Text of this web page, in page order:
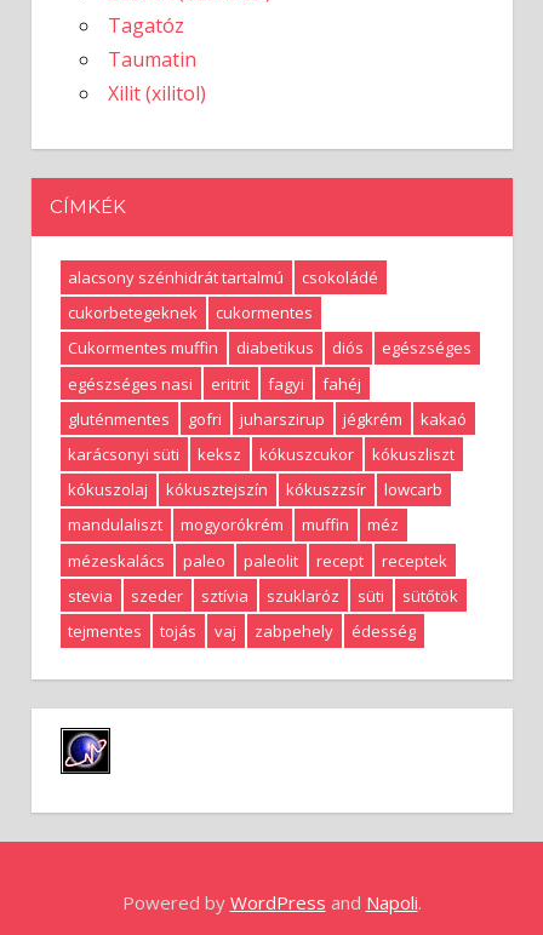
Tagatóz
Taumatin
Xilit (xilitol)
CÍMKÉK
alacsony szénhidrát tartalmú
csokoládé
cukorbetegeknek
cukormentes
Cukormentes muffin
diabetikus diós
egészséges
egészséges nasi
eritrit fagyi
fahéj
gluténmentes
gofri juharszirup jégkrém
kakaó
karácsonyi süti
keksz kókuszcukor
kókuszliszt
kókuszolaj
kókusztejszín kókuszzsír
lowcarb
mandulaliszt
mogyorókrém muffin
méz
mézeskalács
paleo paleolit recept
receptek
stevia
szeder sztívia szuklaróz süti
sütőtök
tejmentes
tojás vaj zabpehely édesség
Powered by WordPress and Napoli.